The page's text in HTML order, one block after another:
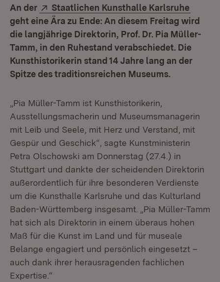
An der Extern:
Staatlichen Kunsthalle Karlsruhe
geht eine Ära zu Ende: An diesem Freitag wird
die langjährige Direktorin, Prof. Dr. Pia Müller-
Tamm, in den Ruhestand verabschiedet. Die
Kunsthistorikerin stand 14 Jahre lang an der
Spitze des traditionsreichen Museums.
„Pia Müller-Tamm ist Kunsthistorikerin,
Ausstellungsmacherin und Museumsmanagerin
mit Leib und Seele, mit Herz und Verstand, mit
Gespür und Geschick“, sagte Kunstministerin
Petra Olschowski am Donnerstag (27.4.) in
Stuttgart und dankte der scheidenden Direktorin
außerordentlich für ihre besonderen Verdienste
um die Kunsthalle Karlsruhe und das Kulturland
Baden-Württemberg insgesamt. „Pia Müller-Tamm
hat sich als Direktorin in einem überaus hohen
Maß für die Kunst im Land und für museale
Belange engagiert und persönlich eingesetzt –
auch dank ihrer herausragenden fachlichen
Expertise.“